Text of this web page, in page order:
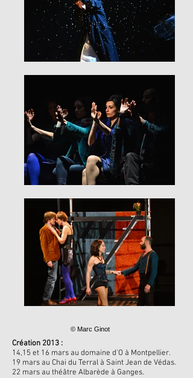
© Marc Ginot
Création 2013 :
14,15 et 16 mars au domaine d'O à Montpellier.
19 mars au Chai du Terral à Saint Jean de Védas.
22 mars au théâtre Albarède à Ganges.